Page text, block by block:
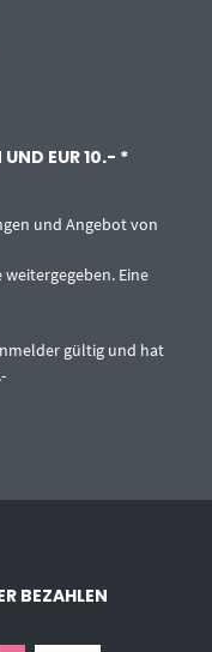
EUR 10.- *
und Angebot von
Eine
gültig und hat
BEZAHLEN